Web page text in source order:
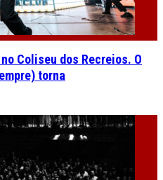
Coliseu dos Recreios. O
torna